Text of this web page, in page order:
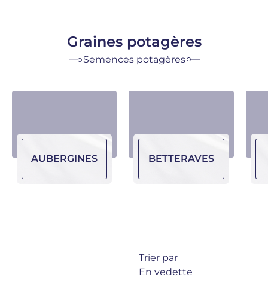
Graines potagères
Semences potagères
AUBERGINES BETTERAVES
Trier par
En vedette